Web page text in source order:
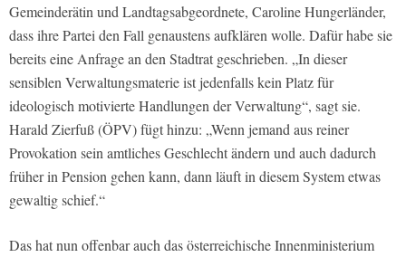
Gemeinderätin und Landtagsabgeordnete, Caroline Hungerländer,
dass ihre Partei den Fall genaustens aufklären wolle. Dafür habe sie
bereits eine Anfrage an den Stadtrat geschrieben. „In dieser
sensiblen Verwaltungsmaterie ist jedenfalls kein Platz für
ideologisch motivierte Handlungen der Verwaltung“, sagt sie.
Harald Zierfuß (ÖPV) fügt hinzu: „Wenn jemand aus reiner
Provokation sein amtliches Geschlecht ändern und auch dadurch
früher in Pension gehen kann, dann läuft in diesem System etwas
gewaltig schief.“
Das hat nun offenbar auch das österreichische Innenministerium